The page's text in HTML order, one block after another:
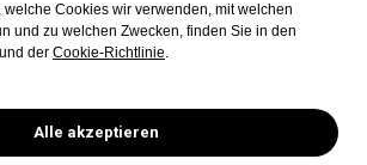
welche Cookies wir verwenden, mit welchen
und zu welchen Zwecken, finden Sie in den
der Cookie-Richtlinie.
Alle akzeptieren
+49 322 12243889
export@avtovin.pro